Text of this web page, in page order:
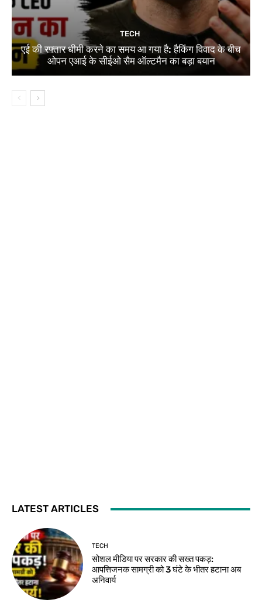
TECH
एई की रफ्तार धीमी करने का समय आ गया है: हैकिंग विवाद के बीच
ओपन एआई के सीईओ सैम ऑल्टमैन का बड़ा बयान
LATEST ARTICLES
TECH
सोशल मीडिया पर सरकार की सख्त पकड़:
आपत्तिजनक सामग्री को 3 घंटे के भीतर हटाना अब
अनिवार्य